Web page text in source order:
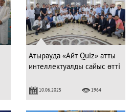
Атырауда «Айт Quiz» атты
интеллектуалды сайыс өтті
10.06.2025 1964